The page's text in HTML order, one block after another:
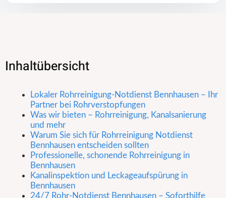
Inhaltübersicht
Lokaler Rohrreinigung-Notdienst Bennhausen – Ihr
Partner bei Rohrverstopfungen
Was wir bieten – Rohrreinigung, Kanalsanierung
und mehr
Warum Sie sich für Rohrreinigung Notdienst
Bennhausen entscheiden sollten
Professionelle, schonende Rohrreinigung in
Bennhausen
Kanalinspektion und Leckageaufspürung in
Bennhausen
24/7 Rohr-Notdienst Bennhausen – Soforthilfe